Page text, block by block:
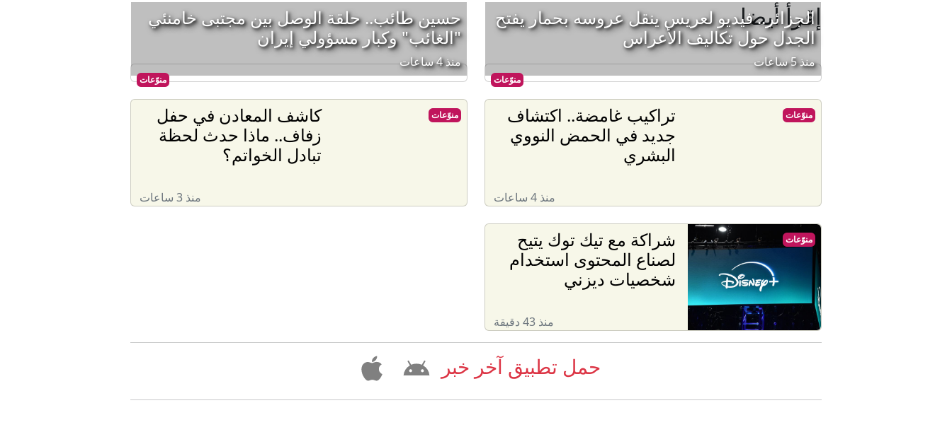
إقرأ أيضا
منوّعات
الجزائر.. فيديو لعريس ينقل عروسه بحمار يفتح
الجدل حول تكاليف الأعراس
منذ 5 ساعات
منوّعات
حسين طائب.. حلقة الوصل بين مجتبى خامنئي
"الغائب" وكبار مسؤولي إيران
منذ 4 ساعات
تراكيب غامضة.. اكتشاف
جديد في الحمض النووي
البشري
منذ 4 ساعات
منوّعات
كاشف المعادن في حفل
زفاف.. ماذا حدث لحظة
تبادل الخواتم؟
منذ 3 ساعات
منوّعات
شراكة مع تيك توك يتيح
لصناع المحتوى استخدام
شخصيات ديزني
منذ 43 دقيقة
منوّعات
حمل تطبيق آخر خبر